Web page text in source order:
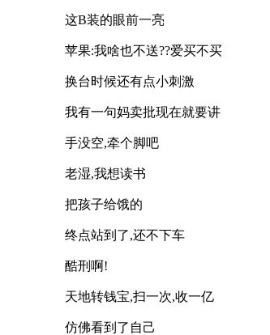
这B装的眼前一亮
苹果:我啥也不送??爱买不买
换台时候还有点小刺激
我有一句妈卖批现在就要讲
手没空,牵个脚吧
老湿,我想读书
把孩子给饿的
终点站到了,还不下车
酷刑啊!
天地转钱宝,扫一次,收一亿
仿佛看到了自己